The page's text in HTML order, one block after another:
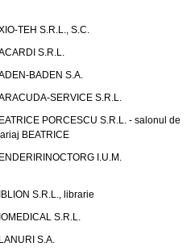
TEH S.R.L., S.C.
S.R.L.
BADEN S.A.
SERVICE S.R.L.
PORCESCU S.R.L. - salonul de
BEATRICE
I.U.M.
S.R.L., librarie
S.R.L.
S.A.